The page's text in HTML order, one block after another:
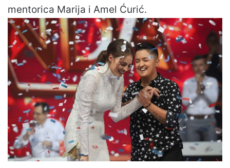
mentorica Marija i Amel Ćurić.